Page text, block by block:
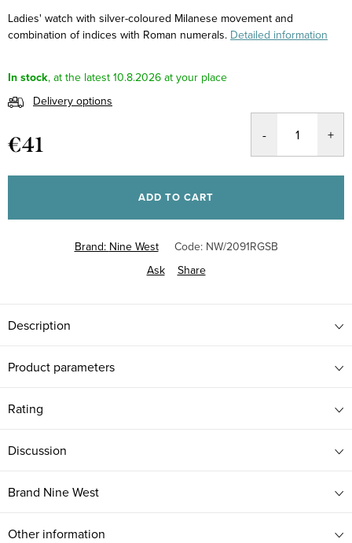
Ladies' watch with silver-coloured Milanese movement and
combination of indices with Roman numerals. Detailed information
In stock
10.8.2026
Delivery options
€41
price:
ADD TO CART
Brand: Nine West Code: NW/2091RGSB
Ask
Share
Description
Product parameters
Rating
Discussion
Brand Nine West
Other information